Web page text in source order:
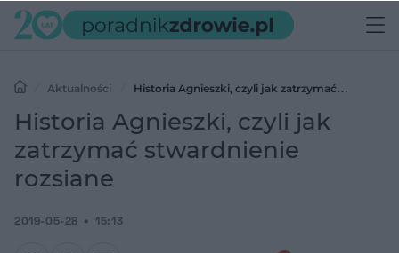
Aktualności
Historia Agnieszki, czyli jak zatrzymać
stwardnienie rozsiane
Historia Agnieszki, czyli jak
zatrzymać stwardnienie
rozsiane
2019-05-28 15:13